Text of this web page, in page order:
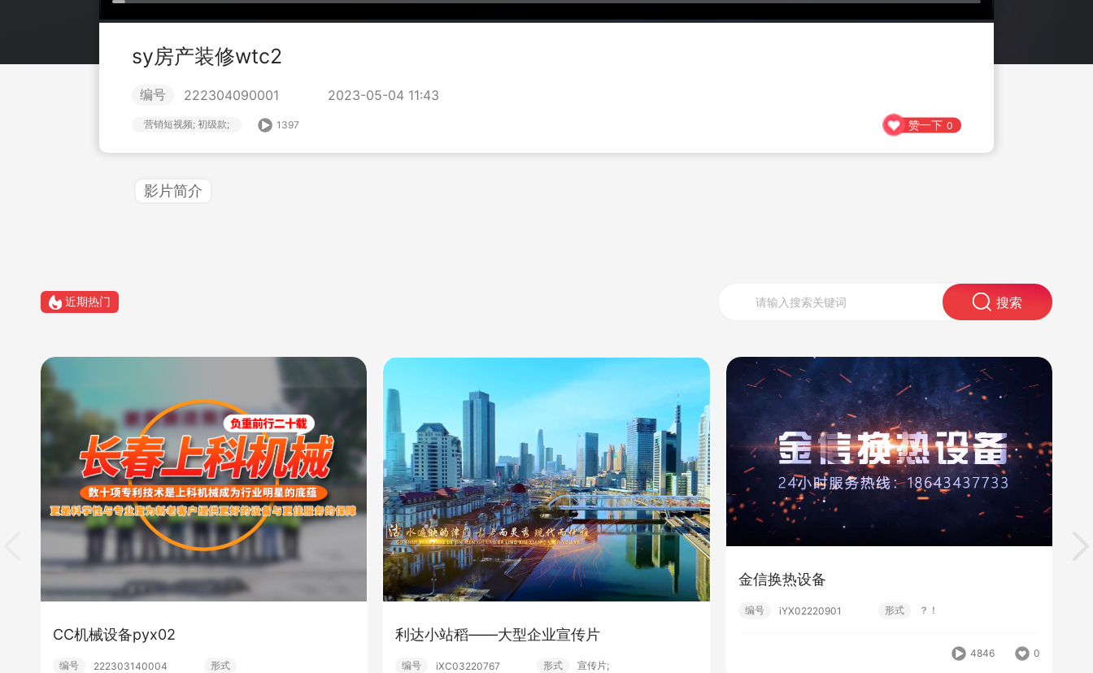
sy房产装修wtc2
编号 222304090001 2023-05-04 11:43
营销短视频; 初级款; 1397 赞一下 0
影片简介
近期热门 搜索
CC机械设备pyx02
编号 222303140004 形式
利达小站稻——大型企业宣传片
编号 iXC03220767 形式 宣传片;
金信换热设备
编号 iYX02220901 形式 ？！
4846 0